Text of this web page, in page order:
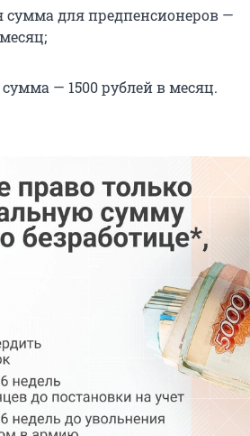
для предпенсионеров —
— 1500 рублей в месяц.